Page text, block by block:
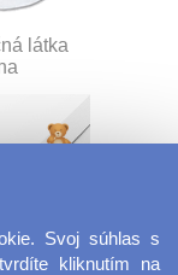
látka
Svoj súhlas s
kliknutím na